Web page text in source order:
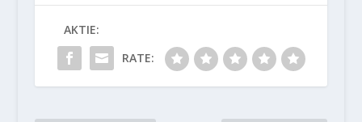
AKTIE:
RATE: